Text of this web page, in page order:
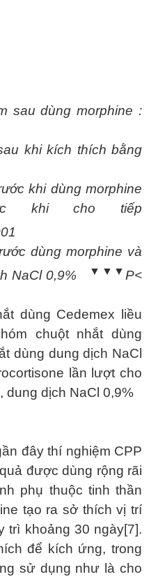
dùng morphine :
khi kích thích bằng
khi dùng morphine
khi cho tiếp
dùng morphine và
NaCl 0,9%
▼▼▼ P<
dùng Cedemex liều
chuột nhắt dùng
dùng dung dịch NaCl
lần lượt cho
dung dịch NaCl 0,9%
đây thí nghiệm CPP
được dùng rộng rãi
phụ thuộc tinh thần
tạo ra sở thích vị trí
trì khoảng 30 ngày[7].
để kích ứng, trong
sử dụng như là cho